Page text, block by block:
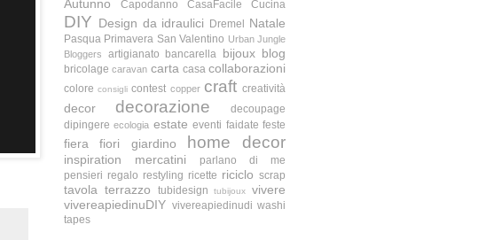
Autunno Capodanno CasaFacile Cucina
DIY Design da idraulici Dremel Natale
Pasqua Primavera San Valentino Urban Jungle
Bloggers
artigianato bancarella bijoux blog
bricolage caravan carta casa collaborazioni
colore consigli contest copper craft creatività
decor decorazione
decoupage
dipingere ecologia estate eventi faidate feste
fiera fiori giardino home decor
inspiration mercatini
parlano di me
pensieri regalo restyling ricette riciclo scrap
tavola terrazzo tubidesign tubijoux
vivere
vivereapiedinuDIY vivereapiedinudi washi
tapes